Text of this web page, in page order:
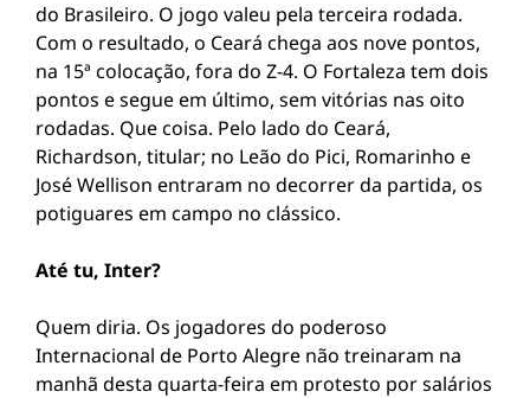
do Brasileiro. O jogo valeu pela terceira rodada.
Com o resultado, o Ceará chega aos nove pontos,
na 15ª colocação, fora do Z-4. O Fortaleza tem dois
pontos e segue em último, sem vitórias nas oito
rodadas. Que coisa. Pelo lado do Ceará,
Richardson, titular; no Leão do Pici, Romarinho e
José Wellison entraram no decorrer da partida, os
potiguares em campo no clássico.
Até tu, Inter?
Quem diria. Os jogadores do poderoso
Internacional de Porto Alegre não treinaram na
manhã desta quarta-feira em protesto por salários